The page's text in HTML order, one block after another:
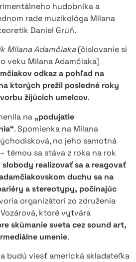
hudobníka a
rade muzikológa Milana
Daniel Grúň.
Milana Adamčiaka (číslovanie si
veku Milana Adamčiaka)
odkaz a pohľad na
ktorých prežil posledné roky
žijúcich umelcov.
na „podujatie
. Spomienka na Milana
no jeho samotná
témou sa stáva z roka na rok
realizovať sa a reagovať
duchu sa na
a stereotypy, počínajúc
organizátori zo združenia
ktoré vytvára
skúmanie sveta cez sound art,
umenie.
budú viesť americká skladateľka